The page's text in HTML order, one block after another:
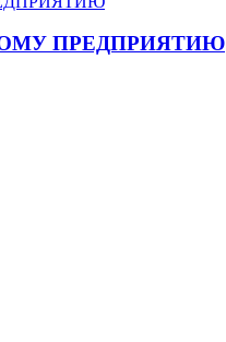
ПРЕДПРИЯТИЮ